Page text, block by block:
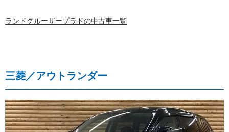
ランドクルーザープラドの中古車一覧
三菱／アウトランダー